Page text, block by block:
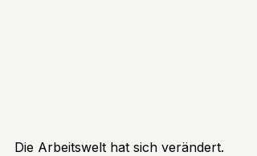
Die Arbeitswelt hat sich verändert.